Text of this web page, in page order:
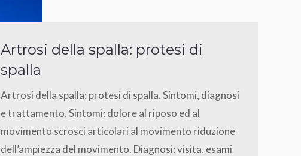
Artrosi della spalla: protesi di
spalla
Artrosi della spalla: protesi di spalla. Sintomi, diagnosi
e trattamento. Sintomi: dolore al riposo ed al
movimento scrosci articolari al movimento riduzione
dell’ampiezza del movimento. Diagnosi: visita, esami